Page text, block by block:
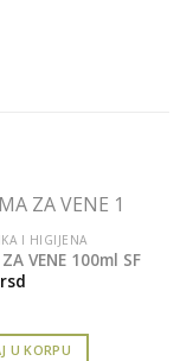
I HIGIJENA
VENE 100ml SF
rsd
U KORPU